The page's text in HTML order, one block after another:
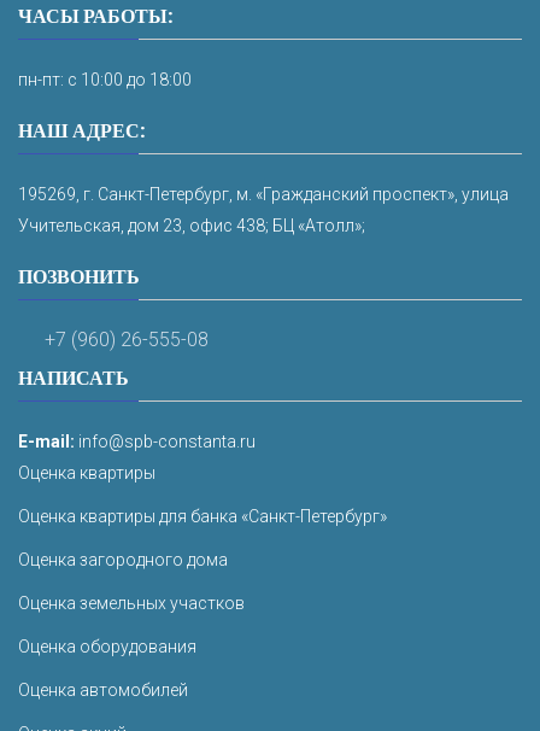
ЧАСЫ РАБОТЫ:
пн-пт: с 10:00 до 18:00
НАШ АДРЕС:
195269, г. Санкт-Петербург, м. «Гражданский проспект», улица
Учительская, дом 23, офис 438; БЦ «Атолл»;
ПОЗВОНИТЬ
+7 (960) 26-555-08
НАПИСАТЬ
E-mail: info@spb-constanta.ru
Оценка квартиры
Оценка квартиры для банка «Санкт-Петербург»
Оценка загородного дома
Оценка земельных участков
Оценка оборудования
Оценка автомобилей